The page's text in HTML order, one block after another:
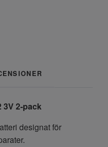
3V 2-pack
designat för